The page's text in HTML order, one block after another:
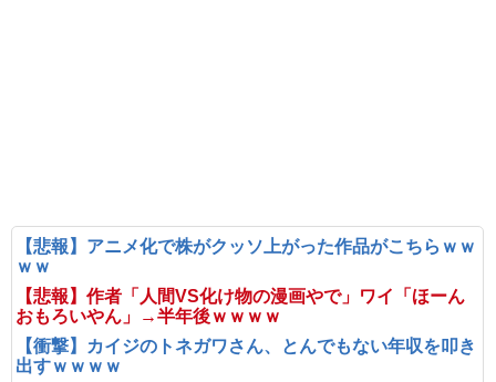
【悲報】アニメ化で株がクッソ上がった作品がこちらｗｗ
ｗｗ
【悲報】作者「人間VS化け物の漫画やで」ワイ「ほーん
おもろいやん」→半年後ｗｗｗｗ
【衝撃】カイジのトネガワさん、とんでもない年収を叩き
出すｗｗｗｗ